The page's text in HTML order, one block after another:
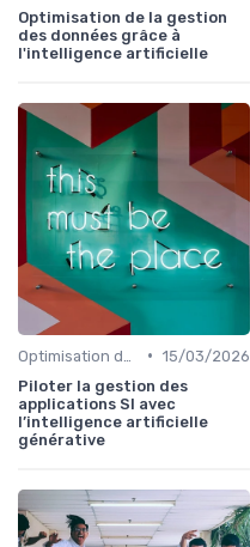
Optimisation de la gestion
des données grâce à
l'intelligence artificielle
• 15/03/2026
Piloter la gestion des
applications SI avec
l’intelligence artificielle
générative